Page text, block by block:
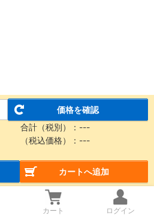
価格を確認
合計（税別）： ---
（税込価格）： ---
カートへ追加
カート ログイン